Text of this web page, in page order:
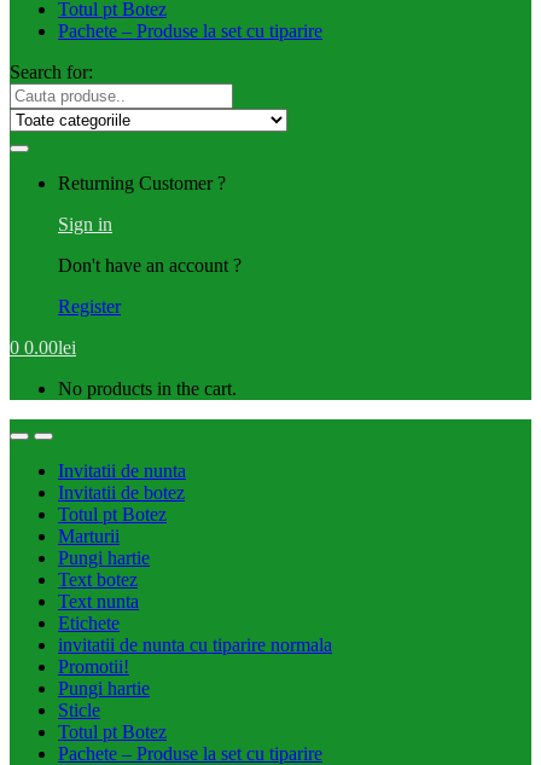
Totul pt Botez
Pachete – Produse la set cu tiparire
Search for:
Returning Customer ?
Sign in
Don't have an account ?
Register
0 0.00lei
No products in the cart.
Invitatii de nunta
Invitatii de botez
Totul pt Botez
Marturii
Pungi hartie
Text botez
Text nunta
Etichete
invitatii de nunta cu tiparire normala
Promotii!
Pungi hartie
Sticle
Totul pt Botez
Pachete – Produse la set cu tiparire